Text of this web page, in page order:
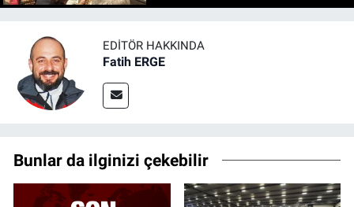
EDITÖR HAKKINDA
Fatih ERGE
Bunlar da ilginizi çekebilir